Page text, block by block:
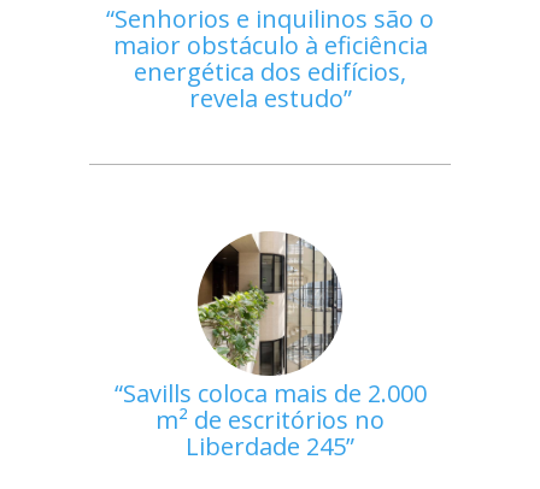
Senhorios e inquilinos são o
maior obstáculo à eficiência
energética dos edifícios,
revela estudo
Savills coloca mais de 2.000
m² de escritórios no
Liberdade 245